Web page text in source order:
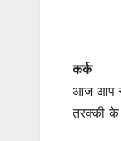
कर्क
आज आप
तरक्की के